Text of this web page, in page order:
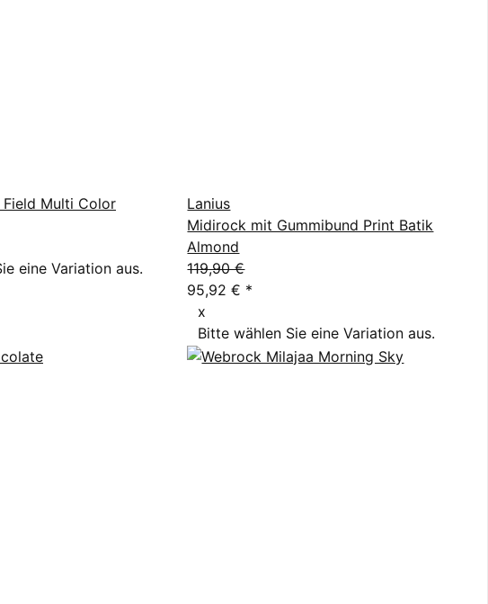
Multi Color
eine Variation aus.
Lanius
Midirock mit Gummibund Print Batik
Almond
119,90 €
95,92 € *
x
Bitte wählen Sie eine Variation aus.